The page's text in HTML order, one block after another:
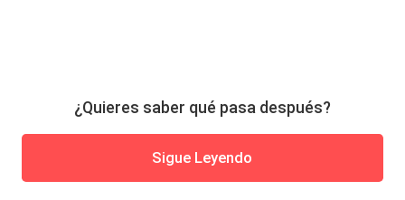
¿Quieres saber qué pasa después?
Sigue Leyendo